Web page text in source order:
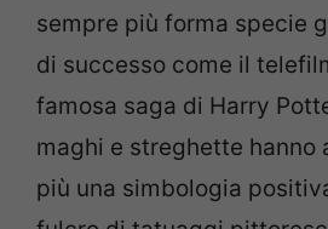
sempre più forma specie
di successo come il
famosa saga di Harry
maghi e streghette hanno
più una simbologia